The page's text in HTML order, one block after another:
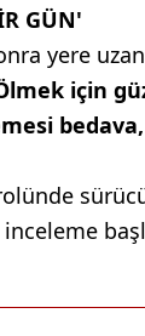
GÜN'
yere
için